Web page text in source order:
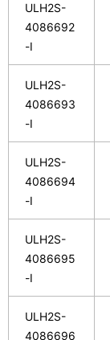
ULH2S-
4086692
-I
ULH2S-
4086693
-I
ULH2S-
4086694
-I
ULH2S-
4086695
-I
ULH2S-
4086696